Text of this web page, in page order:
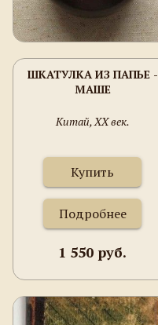
ШКАТУЛКА ИЗ ПАПЬЕ -
МАШЕ
Китай, XX век.
Купить
Подробнее
1 550 руб.